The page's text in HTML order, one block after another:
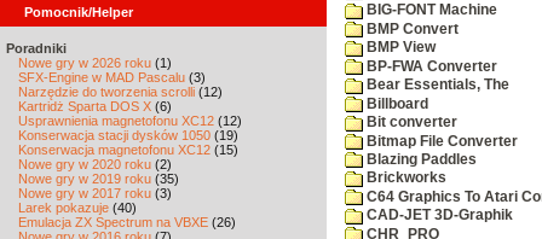
Pomocnik/Helper
Poradniki
Nowe gry w 2026 roku (1)
SFX-Engine w MAD Pascalu (3)
Narzędzie do tworzenia scrolli (12)
Kartridż Sparta DOS X (6)
Usprawnienia magnetofonu XC12 (12)
Konserwacja stacji dysków 1050 (19)
Konserwacja magnetofonu XC12 (15)
Nowe gry w 2020 roku (2)
Nowe gry w 2019 roku (35)
Nowe gry w 2017 roku (3)
Larek pokazuje (40)
Emulacja ZX Spectrum na VBXE (26)
BIG-FONT Machine
BMP Convert
BMP View
BP-FWA Converter
Bear Essentials, The
Billboard
Bit converter
Bitmap File Converter
Blazing Paddles
Brickworks
C64 Graphics To Atari
CAD-JET 3D-Graphik
CHR_PRO